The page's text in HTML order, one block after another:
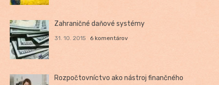
Zahraničné daňové systémy
31. 10. 2015 6 komentárov
Rozpočtovníctvo ako nástroj finančného